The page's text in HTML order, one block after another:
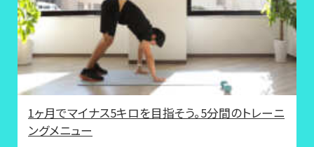
1ヶ月でマイナス5キロを目指そう。5分間のトレーニ
ングメニュー